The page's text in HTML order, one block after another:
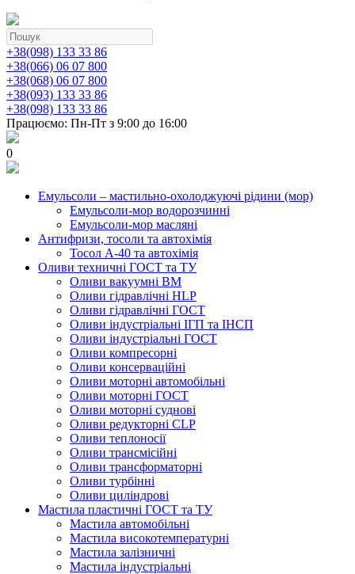
+38(098) 133 33 86
+38(066) 06 07 800
+38(068) 06 07 800
+38(093) 133 33 86
+38(098) 133 33 86
Працюємо: Пн-Пт з 9:00 до 16:00
0
Емульсоли – мастильно-охолоджуючі рідини (мор)
Емульсоли-мор водорозчинні
Емульсоли-мор масляні
Антифризи, тосоли та автохімія
Тосол А-40 та автохімія
Оливи техничні ГОСТ та ТУ
Оливи вакуумні ВМ
Оливи гідравлічні HLP
Оливи гідравлічні ГОСТ
Оливи індустріальні ІГП та ІНСП
Оливи індустріальні ГОСТ
Оливи компресорні
Оливи консерваційні
Оливи моторні автомобільні
Оливи моторні ГОСТ
Оливи моторні суднові
Оливи редукторні CLP
Оливи теплоносії
Оливи трансмісійні
Оливи трансформаторні
Оливи турбінні
Оливи циліндрові
Мастила пластичні ГОСТ та ТУ
Мастила автомобільні
Мастила високотемпературні
Мастила залізничні
Мастила індустріальні